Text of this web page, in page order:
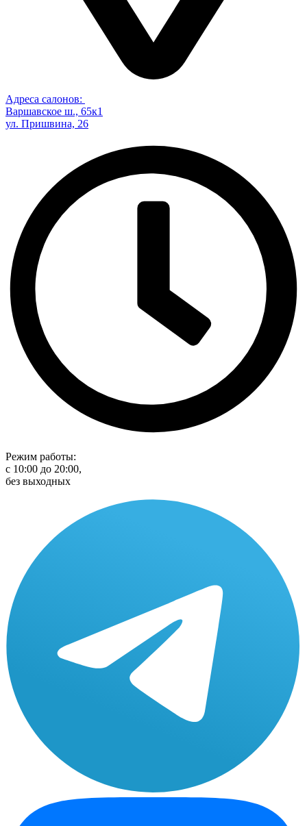
Адреса салонов:
Варшавское ш., 65к1
ул. Пришвина, 26
Режим работы:
с 10:00 до 20:00,
без выходных